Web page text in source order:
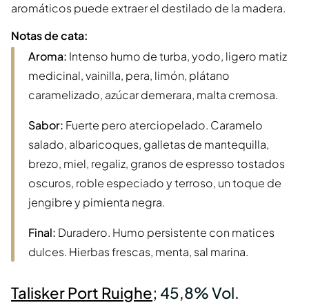
aromáticos puede extraer el destilado de la madera.
Notas de cata:
Aroma: Intenso humo de turba, yodo, ligero matiz
medicinal, vainilla, pera, limón, plátano
caramelizado, azúcar demerara, malta cremosa.
Sabor: Fuerte pero aterciopelado. Caramelo
salado, albaricoques, galletas de mantequilla,
brezo, miel, regaliz, granos de espresso tostados
oscuros, roble especiado y terroso, un toque de
jengibre y pimienta negra.
Final: Duradero. Humo persistente con matices
dulces. Hierbas frescas, menta, sal marina.
Talisker Port Ruighe; 45,8% Vol.